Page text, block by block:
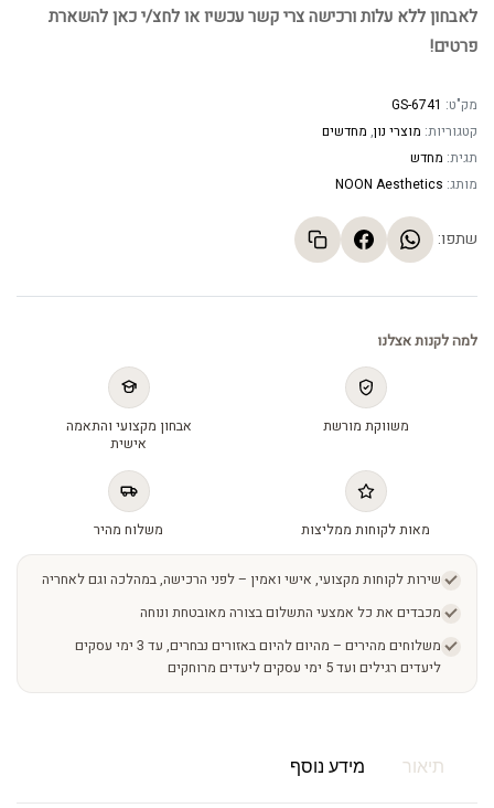
לאבחון ללא עלות ורכישה צרי קשר עכשיו או לחצ/י כאן להשארת
פרטים!
מק"ט: GS-6741
קטגוריות: מוצרי נון, מחדשים
תגית: מחדש
מותג: NOON Aesthetics
שתפו:
למה לקנות אצלנו
משווקת מורשת
אבחון מקצועי והתאמה
אישית
מאות לקוחות ממליצות משלוח מהיר
שירות לקוחות מקצועי, אישי ואמין – לפני הרכישה, במהלכה וגם לאחריה
מכבדים את כל אמצעי התשלום בצורה מאובטחת ונוחה
משלוחים מהירים – מהיום להיום באזורים נבחרים, עד 3 ימי עסקים
ליעדים רגילים ועד 5 ימי עסקים ליעדים מרוחקים
תיאור מידע נוסף